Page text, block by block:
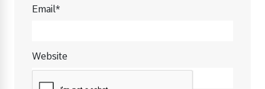
Email*
Website